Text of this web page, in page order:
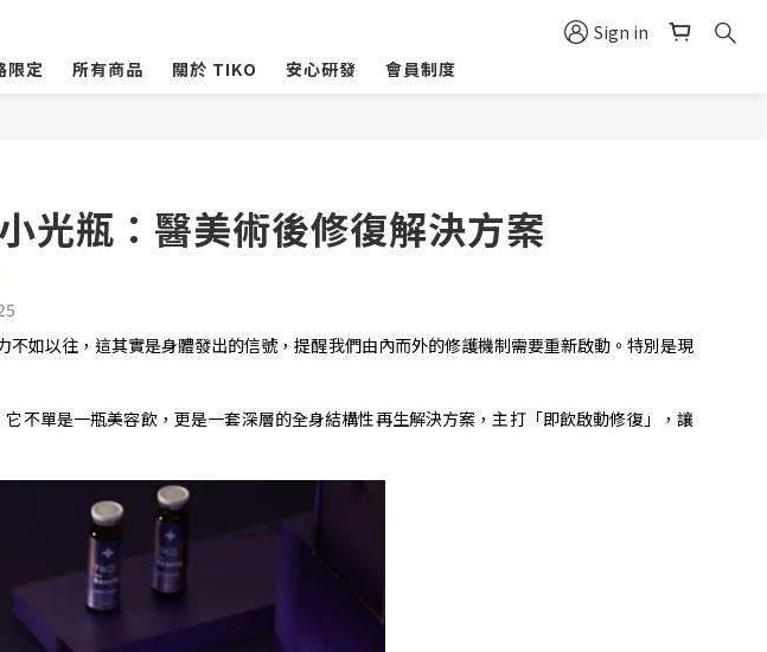
Sign in
限定 所有商品 關於 TIKO 安心研發 會員制度
光瓶：醫美術後修復解決方案
如以往，這其實是身體發出的信號，提醒我們由內而外的修護機制需要重新啟動。特別是現
不單是一瓶美容飲，更是一套深層的全身結構性再生解決方案，主打「即飲啟動修復」，讓